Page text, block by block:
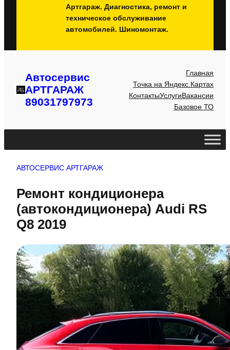
Артгараж. Диагностика, ремонт и
техническое обслуживание
автомобилей. Шиномонтаж.
Автосервис
АРТГАРАЖ
89031797973
Главная
Точка на Яндекс.Картах
КонтактыУслугиВакансии
Базовое ТО
АВТОСЕРВИС АРТГАРАЖ
Ремонт кондиционера
(автокондиционера) Audi RS
Q8 2019